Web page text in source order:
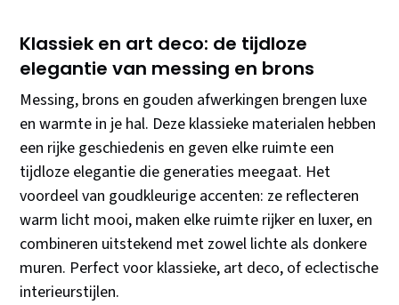
Klassiek en art deco: de tijdloze
elegantie van messing en brons
Messing, brons en gouden afwerkingen brengen luxe
en warmte in je hal. Deze klassieke materialen hebben
een rijke geschiedenis en geven elke ruimte een
tijdloze elegantie die generaties meegaat. Het
voordeel van goudkleurige accenten: ze reflecteren
warm licht mooi, maken elke ruimte rijker en luxer, en
combineren uitstekend met zowel lichte als donkere
muren. Perfect voor klassieke, art deco, of eclectische
interieurstijlen.